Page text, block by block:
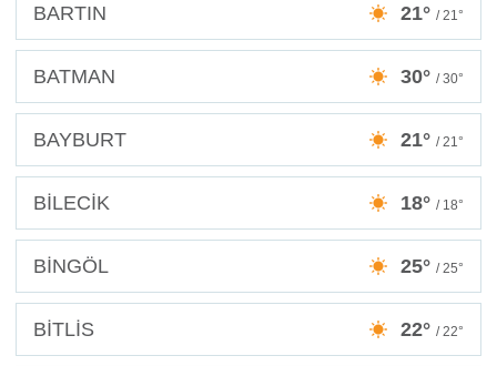
BARTIN 21° / 21°
BATMAN 30° / 30°
BAYBURT 21° / 21°
BİLECİK 18° / 18°
BİNGÖL 25° / 25°
BİTLİS 22° / 22°